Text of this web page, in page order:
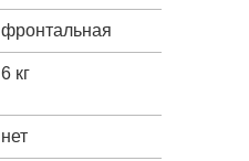
фронтальная
6 кг
нет